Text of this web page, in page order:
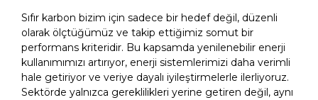
Sıfır karbon bizim için sadece bir hedef değil, düzenli
olarak ölçtüğümüz ve takip ettiğimiz somut bir
performans kriteridir. Bu kapsamda yenilenebilir enerji
kullanımımızı artırıyor, enerji sistemlerimizi daha verimli
hale getiriyor ve veriye dayalı iyileştirmelerle ilerliyoruz.
Sektörde yalnızca gereklilikleri yerine getiren değil, aynı